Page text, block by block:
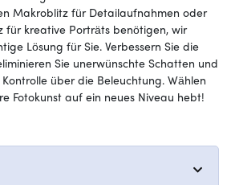
Makroblitz für Detailaufnahmen oder
für kreative Porträts benötigen, wir
Lösung für Sie. Verbessern Sie die
Sie unerwünschte Schatten und
über die Beleuchtung. Wählen
Fotokunst auf ein neues Niveau hebt!